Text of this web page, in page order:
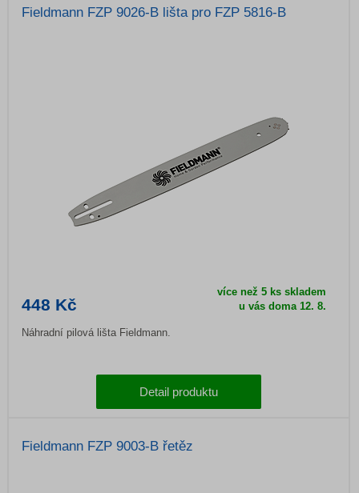
Fieldmann FZP 9026-B lišta pro FZP 5816-B
448 Kč
více než 5 ks skladem
u vás doma12. 8.
Náhradní pilová lišta Fieldmann.
Detail produktu
Fieldmann FZP 9003-B řetěz